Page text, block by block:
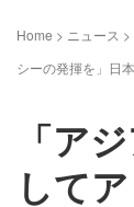
Home > ニュース >
シーの発揮を」日
「ア
して